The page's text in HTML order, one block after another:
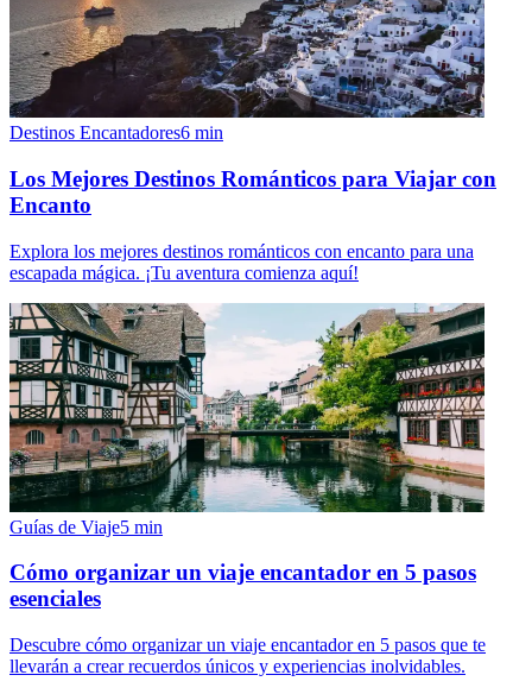
Destinos Encantadores6 min
Los Mejores Destinos Románticos para Viajar con
Encanto
Explora los mejores destinos románticos con encanto para una
escapada mágica. ¡Tu aventura comienza aquí!
Guías de Viaje5 min
Cómo organizar un viaje encantador en 5 pasos
esenciales
Descubre cómo organizar un viaje encantador en 5 pasos que te
llevarán a crear recuerdos únicos y experiencias inolvidables.